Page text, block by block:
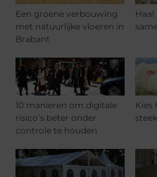
Een groene verbouwing
met natuurlijke vloeren in
Brabant
Haal
10 manieren om digitale
risico’s beter onder
controle te houden
Kies